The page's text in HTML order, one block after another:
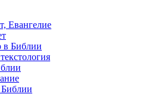
Евангелие
в Библии
Библии